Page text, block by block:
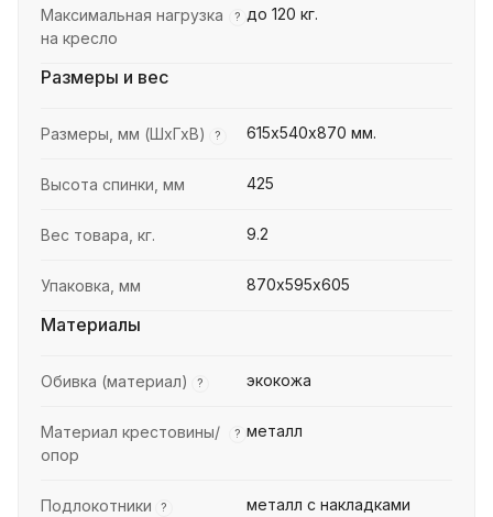
Максимальная нагрузка
на кресло
? до 120 кг.
Размеры и вес
Размеры, мм (ШхГхВ) ? 615х540х870 мм.
Высота спинки, мм 425
Вес товара, кг. 9.2
Упаковка, мм 870х595х605
Материалы
Обивка (материал) ? экокожа
Материал крестовины/
опор
? металл
Подлокотники ? металл с накладками